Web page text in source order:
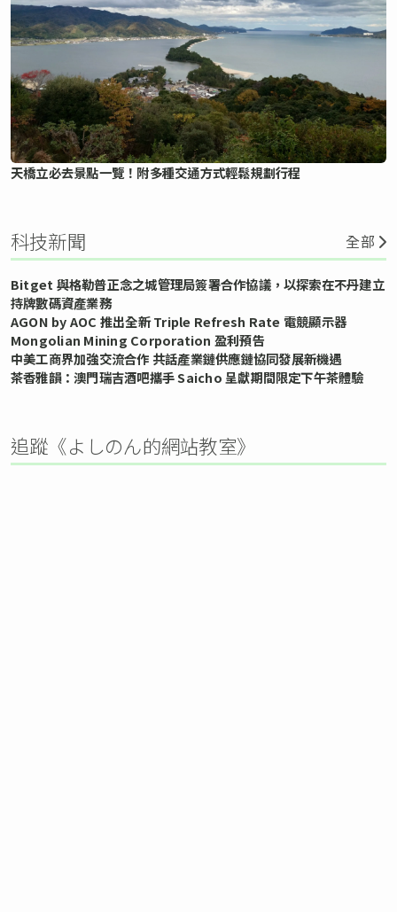
天橋立必去景點一覽！附多種交通方式輕鬆規劃行程
科技新聞 全部
Bitget 與格勒普正念之城管理局簽署合作協議，以探索在不丹建立
持牌數碼資產業務
AGON by AOC 推出全新 Triple Refresh Rate 電競顯示器
Mongolian Mining Corporation 盈利預告
中美工商界加強交流合作 共話產業鏈供應鏈協同發展新機遇
茶香雅韻：澳門瑞吉酒吧攜手 Saicho 呈獻期間限定下午茶體驗
追蹤《よしのん的網站教室》